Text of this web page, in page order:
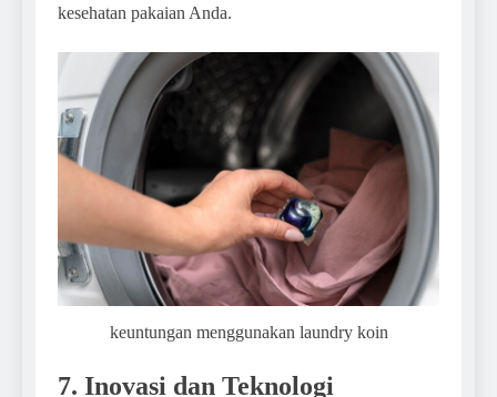
kesehatan pakaian Anda.
keuntungan menggunakan laundry koin
7. Inovasi dan Teknologi